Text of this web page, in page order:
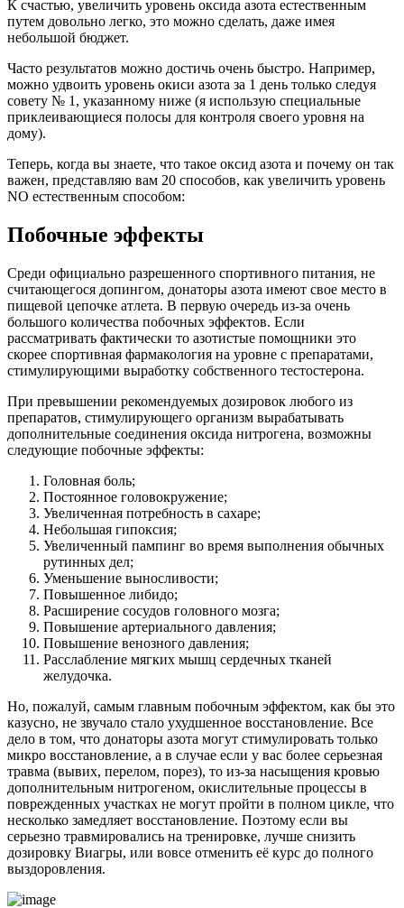
К счастью, увеличить уровень оксида азота естественным
путем довольно легко, это можно сделать, даже имея
небольшой бюджет.
Часто результатов можно достичь очень быстро. Например,
можно удвоить уровень окиси азота за 1 день только следуя
совету № 1, указанному ниже (я использую специальные
приклеивающиеся полосы для контроля своего уровня на
дому).
Теперь, когда вы знаете, что такое оксид азота и почему он так
важен, представляю вам 20 способов, как увеличить уровень
NO естественным способом:
Побочные эффекты
Среди официально разрешенного спортивного питания, не
считающегося допингом, донаторы азота имеют свое место в
пищевой цепочке атлета. В первую очередь из-за очень
большого количества побочных эффектов. Если
рассматривать фактически то азотистые помощники это
скорее спортивная фармакология на уровне с препаратами,
стимулирующими выработку собственного тестостерона.
При превышении рекомендуемых дозировок любого из
препаратов, стимулирующего организм вырабатывать
дополнительные соединения оксида нитрогена, возможны
следующие побочные эффекты:
Головная боль;
Постоянное головокружение;
Увеличенная потребность в сахаре;
Небольшая гипоксия;
Увеличенный пампинг во время выполнения обычных
рутинных дел;
Уменьшение выносливости;
Повышенное либидо;
Расширение сосудов головного мозга;
Повышение артериального давления;
Повышение венозного давления;
Расслабление мягких мышц сердечных тканей
желудочка.
Но, пожалуй, самым главным побочным эффектом, как бы это
казусно, не звучало стало ухудшенное восстановление. Все
дело в том, что донаторы азота могут стимулировать только
микро восстановление, а в случае если у вас более серьезная
травма (вывих, перелом, порез), то из-за насыщения кровью
дополнительным нитрогеном, окислительные процессы в
поврежденных участках не могут пройти в полном цикле, что
несколько замедляет восстановление. Поэтому если вы
серьезно травмировались на тренировке, лучше снизить
дозировку Виагры, или вовсе отменить её курс до полного
выздоровления.